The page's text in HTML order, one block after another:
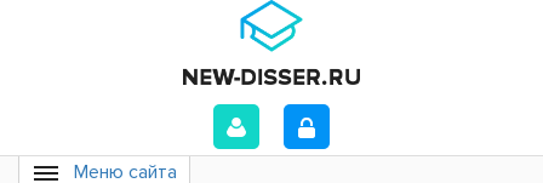
Меню сайта